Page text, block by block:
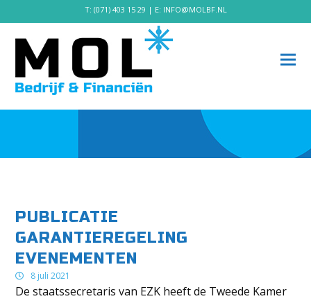
T: (071) 403 15 29 | E: INFO@MOLBF.NL
PUBLICATIE
GARANTIEREGELING
EVENEMENTEN
8 juli 2021
De staatssecretaris van EZK heeft de Tweede Kamer